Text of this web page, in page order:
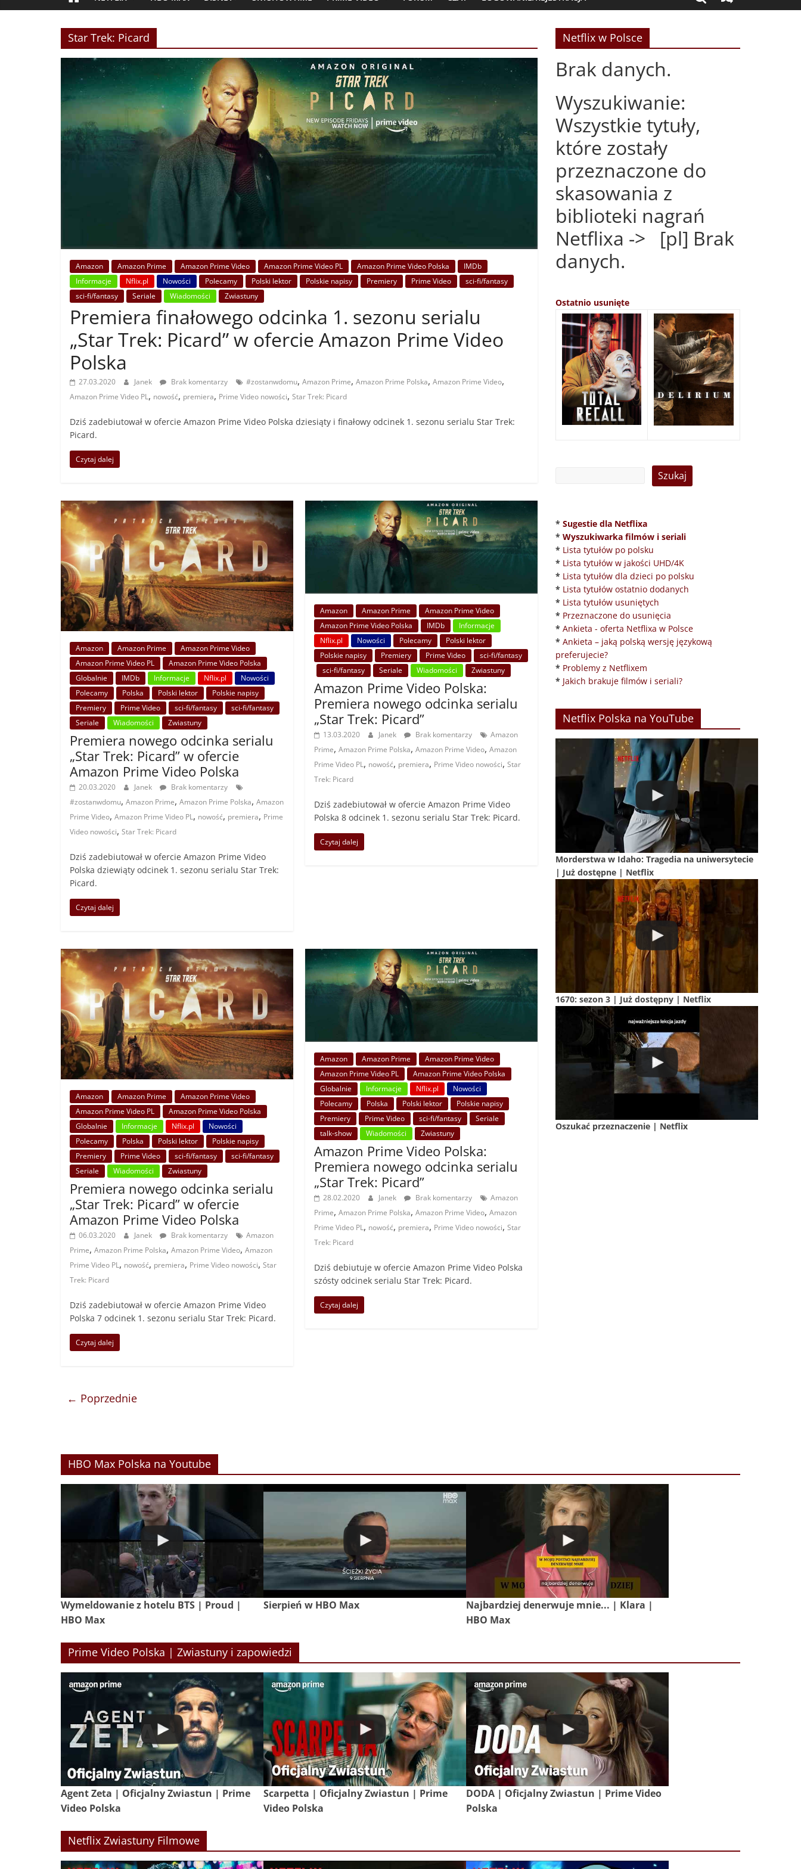
Star Trek: Picard
Amazon Amazon Prime Amazon Prime Video Amazon Prime Video PL Amazon Prime Video Polska
IMDb
Informacje
Nflix.pl Nowości Polecamy Polski lektor Polskie napisy Premiery Prime Video
sci-fi/fantasy
sci-fi/fantasy
Seriale Wiadomości Zwiastuny
Premiera finałowego odcinka 1. sezonu serialu
„Star Trek: Picard” w ofercie Amazon Prime Video
Polska
27.03.2020 Janek Brak komentarzy #zostanwdomu, Amazon Prime, Amazon Prime Polska, Amazon Prime Video,
Amazon Prime Video PL, nowość, premiera, Prime Video nowości, Star Trek: Picard
Dziś zadebiutował w ofercie Amazon Prime Video Polska dziesiąty i finałowy odcinek 1. sezonu serialu Star Trek:
Picard.
Czytaj dalej
Amazon Amazon Prime
Amazon Prime Video
Amazon Prime Video PL
Amazon Prime Video Polska
Globalnie
IMDb Informacje Nflix.pl
Nowości
Polecamy
Polska Polski lektor
Polskie napisy
Premiery
Prime Video sci-fi/fantasy
sci-fi/fantasy
Seriale
Wiadomości Zwiastuny
Premiera nowego odcinka serialu
„Star Trek: Picard” w ofercie
Amazon Prime Video Polska
20.03.2020 Janek
Brak komentarzy
#zostanwdomu, Amazon Prime, Amazon Prime Polska, Amazon
Prime Video, Amazon Prime Video PL, nowość, premiera, Prime
Video nowości, Star Trek: Picard
Dziś zadebiutował w ofercie Amazon Prime Video
Polska dziewiąty odcinek 1. sezonu serialu Star Trek:
Picard.
Czytaj dalej
Amazon Amazon Prime
Amazon Prime Video
Amazon Prime Video Polska
IMDb
Informacje
Nflix.pl
Nowości Polecamy
Polski lektor
Polskie napisy
Premiery Prime Video
sci-fi/fantasy
sci-fi/fantasy
Seriale Wiadomości Zwiastuny
Amazon Prime Video Polska:
Premiera nowego odcinka serialu
„Star Trek: Picard”
13.03.2020 Janek Brak komentarzy
Amazon
Prime,Amazon Prime Polska,Amazon Prime Video,Amazon
Prime Video PL, nowość, premiera, Prime Video nowości,Star
Trek: Picard
Dziś zadebiutował w ofercie Amazon Prime Video
Polska 8 odcinek 1. sezonu serialu Star Trek: Picard.
Czytaj dalej
Amazon Amazon Prime
Amazon Prime Video
Amazon Prime Video PL
Amazon Prime Video Polska
Globalnie
Informacje Nflix.pl
Nowości
Polecamy
Polska Polski lektor
Polskie napisy
Premiery
Prime Video sci-fi/fantasy
sci-fi/fantasy
Seriale
Wiadomości Zwiastuny
Premiera nowego odcinka serialu
„Star Trek: Picard” w ofercie
Amazon Prime Video Polska
06.03.2020 Janek Brak komentarzy
Amazon
Prime, Amazon Prime Polska, Amazon Prime Video, Amazon
Prime Video PL, nowość, premiera, Prime Video nowości, Star
Trek: Picard
Dziś zadebiutował w ofercie Amazon Prime Video
Polska 7 odcinek 1. sezonu serialu Star Trek: Picard.
Czytaj dalej
Amazon Amazon Prime
Amazon Prime Video
Amazon Prime Video PL
Amazon Prime Video Polska
Globalnie
Informacje Nflix.pl
Nowości
Polecamy
Polska Polski lektor
Polskie napisy
Premiery
Prime Video sci-fi/fantasy
Seriale
talk-show
Wiadomości Zwiastuny
Amazon Prime Video Polska:
Premiera nowego odcinka serialu
„Star Trek: Picard”
28.02.2020 Janek Brak komentarzy
Amazon
Prime,Amazon Prime Polska,Amazon Prime Video,Amazon
Prime Video PL, nowość, premiera, Prime Video nowości,Star
Trek: Picard
Dziś debiutuje w ofercie Amazon Prime Video Polska
szósty odcinek serialu Star Trek: Picard.
Czytaj dalej
← Poprzednie
Netflix w Polsce
Brak danych.
Wyszukiwanie:
Wszystkie tytuły,
które zostały
przeznaczone do
skasowania z
biblioteki nagrań
Netflixa -> [pl] Brak
danych.
Ostatnio usunięte
* Sugestie dla Netflixa
* Wyszukiwarka filmów i seriali
* Lista tytułów po polsku
* Lista tytułów w jakości UHD/4K
* Lista tytułów dla dzieci po polsku
* Lista tytułów ostatnio dodanych
* Lista tytułów usuniętych
* Przeznaczone do usunięcia
* Ankieta - oferta Netflixa w Polsce
* Ankieta – jaką polską wersję językową
preferujecie?
* Problemy z Netflixem
* Jakich brakuje filmów i seriali?
Netflix Polska na YouTube
Morderstwa w Idaho: Tragedia na uniwersytecie
| Już dostępne | Netflix
1670: sezon 3 | Już dostępny | Netflix
Oszukać przeznaczenie | Netflix
HBO Max Polska na Youtube
Wymeldowanie z hotelu BTS | Proud |
HBO Max
Sierpień w HBO Max
Najbardziej denerwuje mnie... | Klara |
HBO Max
Prime Video Polska | Zwiastuny i zapowiedzi
Agent Zeta | Oficjalny Zwiastun | Prime
Video Polska
Scarpetta | Oficjalny Zwiastun | Prime
Video Polska
DODA | Oficjalny Zwiastun | Prime Video
Polska
Netflix Zwiastuny Filmowe